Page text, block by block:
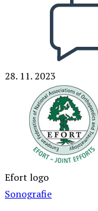
28. 11. 2023
Efort logo
Sonografie